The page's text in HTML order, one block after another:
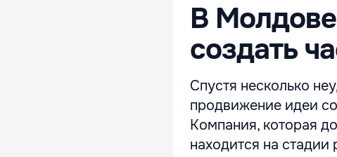
В
создать
Спустя несколько
продвижение идеи
Компания, которая
находится на стадии